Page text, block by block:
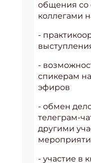
общения со
коллегами
-
-
спикерам
эфиров
- обмен
телеграм-
другими
- участие в